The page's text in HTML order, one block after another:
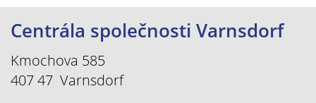
Centrála společnosti Varnsdorf
Kmochova 585
407 47 Varnsdorf